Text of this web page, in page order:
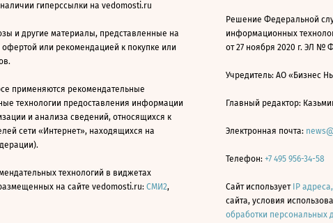
гиперссылки на vedomosti.ru
и другие материалы, представленные на
или рекомендацией к покупке или
применяются рекомендательные
технологии предоставления информации
и анализа сведений, относящихся к
сети «Интернет», находящихся на
технологий в виджетах
на сайте vedomosti.ru: СМИ2,
Решение Федеральной
информационных
от 27 ноября 2020 г. ЭЛ №
Учредитель: АО «Бизнес
Главный редактор:
Электронная почта:
Телефон: +7 495 956-34-58
Сайт использует IP
сайта, условия
обработки персональных